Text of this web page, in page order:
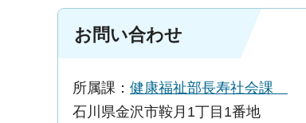
お問い合わせ
所属課： 健康福祉部長寿社会課
石川県金沢市鞍月1丁目1番地